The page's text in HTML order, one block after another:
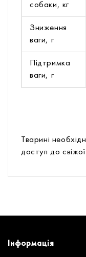
собаки, кг
Зниження
ваги, г
Підтримка
ваги, г
Тварині
доступ до
Інформація